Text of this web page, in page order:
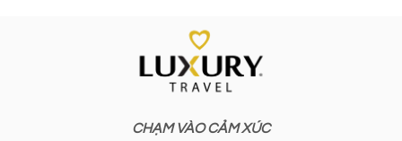
CHẠM VÀO CẢM XÚC